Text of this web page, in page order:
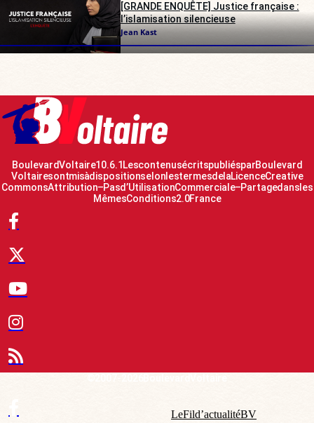
[GRANDE ENQUÊTE] Justice française :
l’islamisation silencieuse
Jean Kast
Boulevard Voltaire 10.6.1 Les contenus écrits publiés par Boulevard
Voltaire sont mis à disposition selon les termes de la Licence Creative
Commons Attribution – Pas d’Utilisation Commerciale – Partage dans les
Mêmes Conditions 2.0 France
Le Fil d’actualité BV